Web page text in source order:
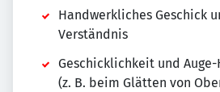
Handwerkliches Geschick
Verständnis
Geschicklichkeit und
(z. B. beim Glätten von